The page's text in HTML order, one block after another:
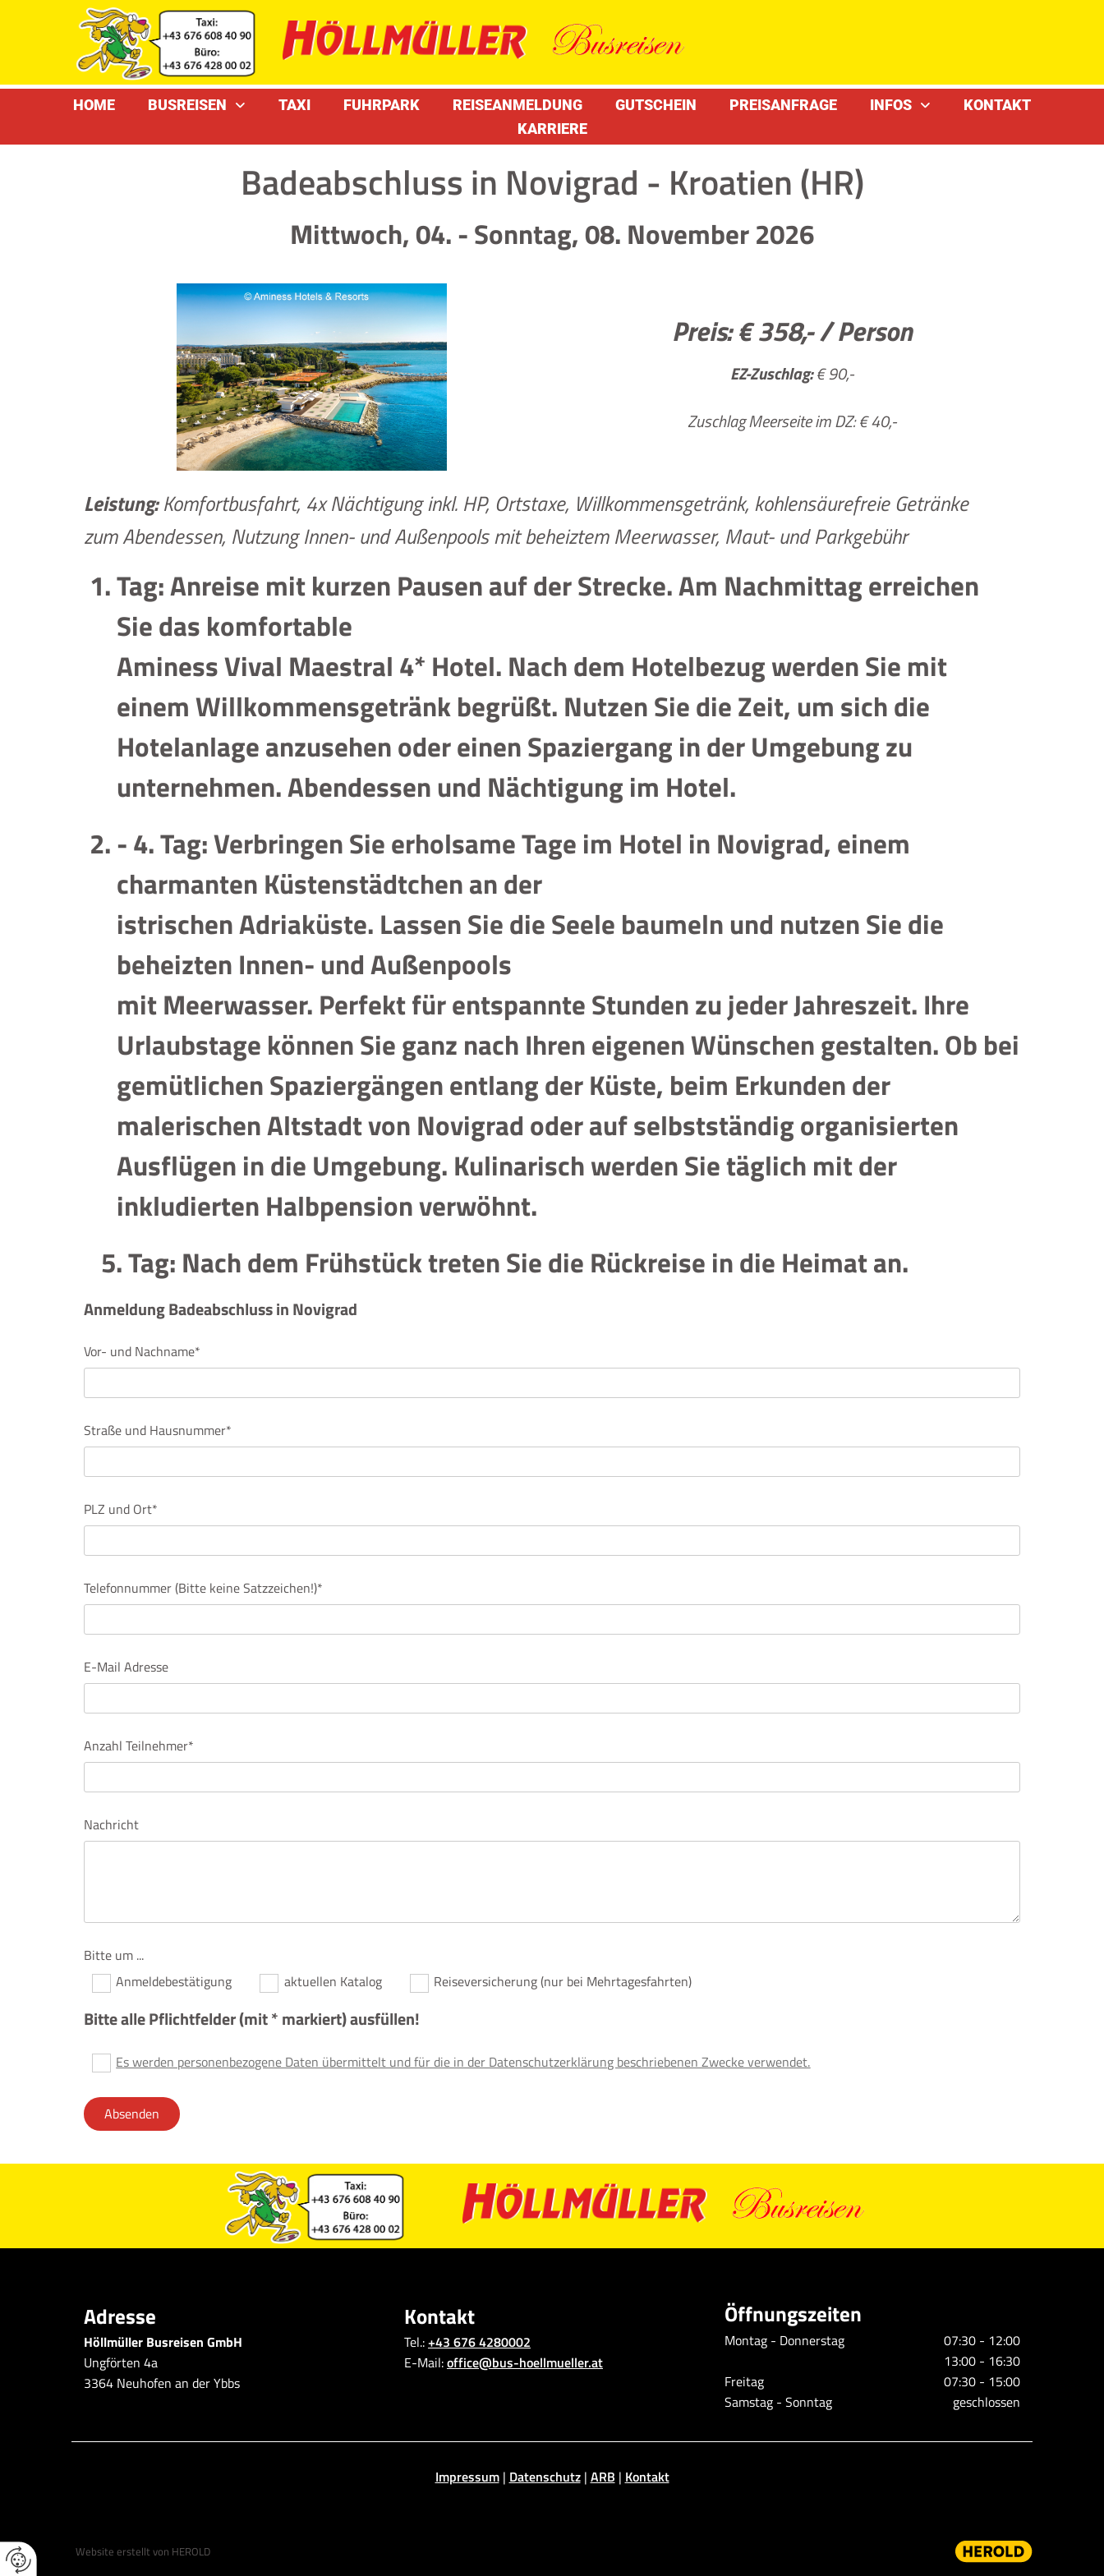
HOME BUSREISEN TAXI FUHRPARK REISEANMELDUNG GUTSCHEIN PREISANFRAGE INFOS
KONTAKT
KARRIERE
Badeabschluss in Novigrad - Kroatien (HR)
Mittwoch, 04. - Sonntag, 08. November 2026
Preis:€ 358,- / Person
EZ-Zuschlag:€ 90,-
Zuschlag Meerseite im DZ: € 40,-
Leistung:Komfortbusfahrt, 4x Nächtigung inkl. HP, Ortstaxe, Willkommensgetränk, kohlensäurefreie Getränke
zum Abendessen, Nutzung Innen- und Außenpools mit beheiztem Meerwasser, Maut- und Parkgebühr
Tag: Anreise mit kurzen Pausen auf der Strecke. Am Nachmittag erreichen
Sie das komfortable
Aminess Vival Maestral 4* Hotel. Nach dem Hotelbezug werden Sie mit
einem Willkommensgetränk begrüßt. Nutzen Sie die Zeit, um sich die
Hotelanlage anzusehen oder einen Spaziergang in der Umgebung zu
unternehmen. Abendessen und Nächtigung im Hotel.
- 4. Tag: Verbringen Sie erholsame Tage im Hotel in Novigrad, einem
charmanten Küstenstädtchen an der
istrischen Adriaküste. Lassen Sie die Seele baumeln und nutzen Sie die
beheizten Innen- und Außenpools
mit Meerwasser. Perfekt für entspannte Stunden zu jeder Jahreszeit. Ihre
Urlaubstage können Sie ganz nach Ihren eigenen Wünschen gestalten. Ob bei
gemütlichen Spaziergängen entlang der Küste, beim Erkunden der
malerischen Altstadt von Novigrad oder auf selbstständig organisierten
Ausflügen in die Umgebung. Kulinarisch werden Sie täglich mit der
inkludierten Halbpension verwöhnt.
5. Tag: Nach dem Frühstück treten Sie die Rückreise in die Heimat an.
Anmeldung Badeabschluss in Novigrad
Vor- und Nachname*
Straße und Hausnummer*
PLZ und Ort*
Telefonnummer (Bitte keine Satzzeichen!)*
E-Mail Adresse
Anzahl Teilnehmer*
Nachricht
Bitte um ...
Anmeldebestätigung
aktuellen Katalog Reiseversicherung (nur bei Mehrtagesfahrten)
Bitte alle Pflichtfelder (mit * markiert) ausfüllen!
Es werden personenbezogene Daten übermittelt und für die in der Datenschutzerklärung beschriebenen Zwecke verwendet.
Adresse
Höllmüller Busreisen GmbH
Ungförten 4a
3364 Neuhofen an der Ybbs
Kontakt
Tel.:+43 676 4280002
E-Mail:office@bus-hoellmueller.at
Öffnungszeiten
Montag - Donnerstag
07:30 - 12:00
13:00 - 16:30
Freitag
07:30 - 15:00
Samstag - Sonntag
geschlossen
Impressum| Datenschutz| ARB | Kontakt
Website erstellt von HEROLD